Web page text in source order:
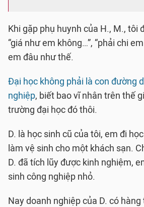
Khi gặp phụ huynh của H., M., tôi
“giá như em không…”, “phải chi
em đâu như thế.
Đại học không phải là con đường
nghiệp, biết bao vĩ nhân trên thế
trường đại học đó thôi.
D. là học sinh cũ của tôi, em đi
làm vệ sinh cho một khách sạn.
D. đã tích lũy được kinh nghiệm,
sinh công nghiệp nhỏ.
Nay doanh nghiệp của D. có